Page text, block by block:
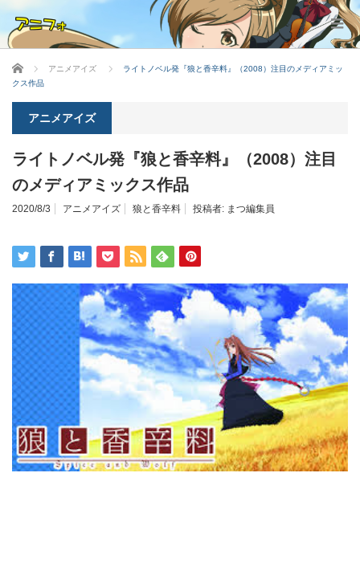
ホーム アニメアイズ
ライトノベル発『狼と香辛料』（2008）注目のメディアミッ
クス作品
アニメアイズ
ライトノベル発『狼と香辛料』（2008）注目
のメディアミックス作品
2020/8/3 アニメアイズ 狼と香辛料 投稿者: まつ編集員